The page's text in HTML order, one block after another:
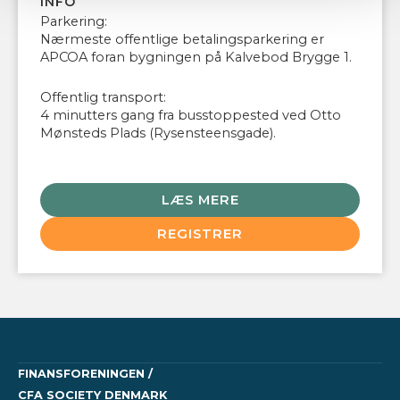
Parkering:
Nærmeste offentlige betalingsparkering er
APCOA foran bygningen på Kalvebod Brygge 1.
Offentlig transport:
4 minutters gang fra busstoppested ved Otto
Mønsteds Plads (Rysensteensgade).
LÆS MERE
REGISTRER
FINANSFORENINGEN /
CFA SOCIETY DENMARK